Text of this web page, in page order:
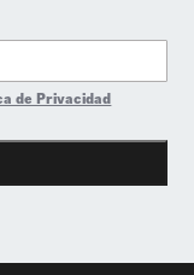
de Privacidad